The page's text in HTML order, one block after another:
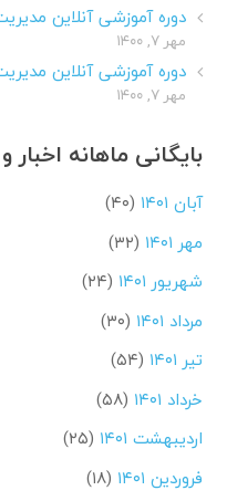
دوره آموزشی آنلاین
مهر ۷, ۱۴۰۰
دوره آموزشی آنلاین
مهر ۷, ۱۴۰۰
بایگانی ماهانه اخبار
آبان ۱۴۰۱
(۴۰)
مهر ۱۴۰۱
(۳۲)
شهریور ۱۴۰۱
(۲۴)
مرداد ۱۴۰۱
(۳۰)
تیر ۱۴۰۱
(۵۴)
خرداد ۱۴۰۱
(۵۸)
اردیبهشت ۱۴۰۱
(۲۵)
فروردین ۱۴۰۱
(۱۸)